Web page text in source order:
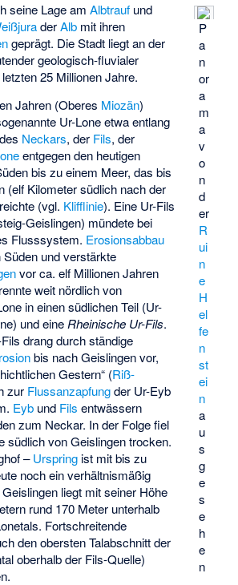
P
a
n
or
a
m
a
v
o
n
d
er
R
ui
n
e
H
el
fe
n
st
ei
n
a
u
s
g
e
s
e
h
e
n
seine Lage amAlbtrauf und
derAlb mit ihren
geprägt. Die Stadt liegt an der
geologisch-fluvialer
25 Millionen Jahre.
Jahren (Oberes Miozän)
Ur-Loneetwa entlang
Neckars, der Fils, der
entgegen den heutigen
bis zu einem Meer, das bis
(elf Kilometer südlich nach der
(vgl. Klifflinie). Eine Ur-Fils
Geislingen) mündete bei
Flusssystem. Erosionsabbau
und verstärkte
vor ca. elf Millionen Jahren
weit nördlich von
in einen südlichen Teil (Ur-
und eine Rheinische Ur-Fils.
drang durch ständige
bis nach Geislingen vor,
Gestern“ (Riß-
zur Flussanzapfungder Ur-Eyb
Eyb und Fils entwässern
zum Neckar. In der Folge fiel
südlich von Geislingen trocken.
–Urspring ist mit bis zu
noch ein verhältnismäßig
Geislingen liegt mit seiner Höhe
rund 170 Meter unterhalb
Fortschreitende
den obersten Talabschnitt der
oberhalb der Fils-Quelle)